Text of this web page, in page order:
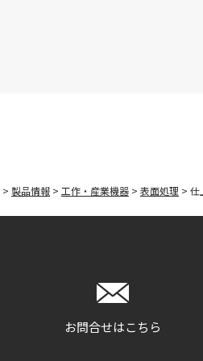
> 製品情報 > 工作・産業機器 > 表面処理 > 仕
お問合せはこちら